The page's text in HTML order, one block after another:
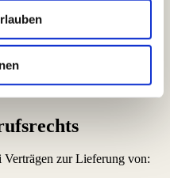
müssen Sie nur
Beschaffenheit,
zurückzuführen ist.
Verträgen zur Lieferung von: